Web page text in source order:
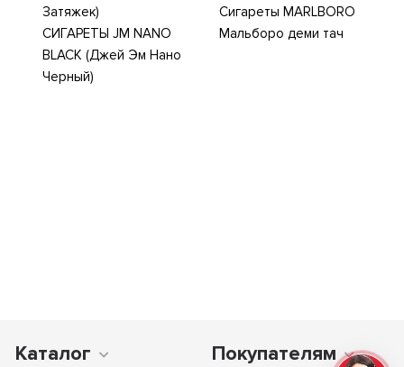
Затяжек)
СИГАРЕТЫ JM NANO
BLACK (Джей Эм Нано
Черный)
Сигареты MARLBORO
Мальборо деми тач
Каталог Покупателям